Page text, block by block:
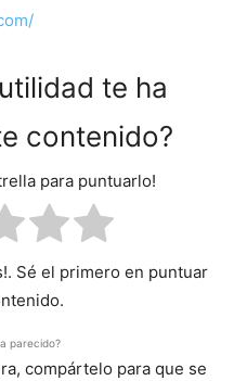
te ha
contenido?
para puntuarlo!
Sé el primero en puntuar
parecido?
compártelo para que se